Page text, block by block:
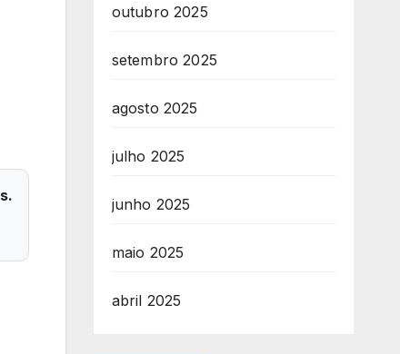
outubro 2025
setembro 2025
agosto 2025
julho 2025
junho 2025
maio 2025
abril 2025